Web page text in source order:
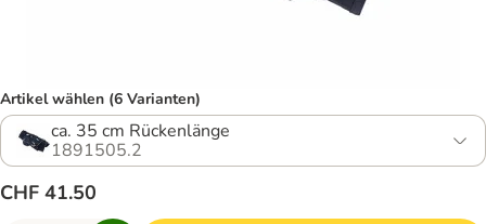
Artikel wählen (6 Varianten)
ca. 35 cm Rückenlänge
1891505.2
CHF 41.50